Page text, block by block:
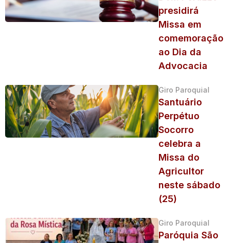
presidirá
Missa em
comemoração
ao Dia da
Advocacia
Giro Paroquial
Santuário
Perpétuo
Socorro
celebra a
Missa do
Agricultor
neste sábado
(25)
Giro Paroquial
Paróquia São